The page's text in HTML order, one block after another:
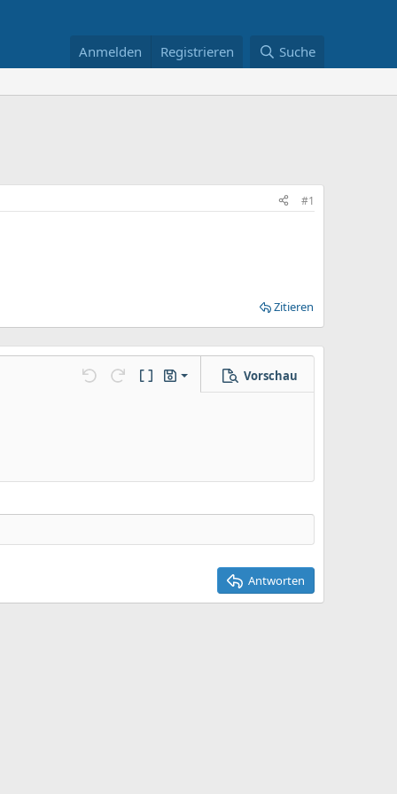
Anmelden Registrieren Suche
#1
Zitieren
Rückgängig
Wiederholen
BBCode umschalten
Entwürfe
Entwurf speichern
Vorschau
Antworten